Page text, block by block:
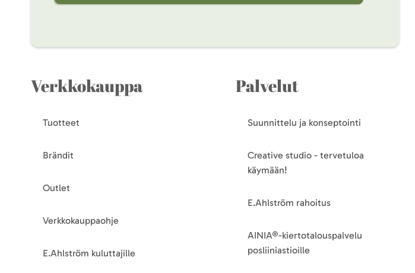
Verkkokauppa
Tuotteet
Brändit
Outlet
Verkkokauppaohje
E.Ahlström kuluttajille
Palvelut
Suunnittelu ja konseptointi
Creative studio - tervetuloa
käymään!
E.Ahlström rahoitus
AINIA®-kiertotalouspalvelu
posliiniastioille